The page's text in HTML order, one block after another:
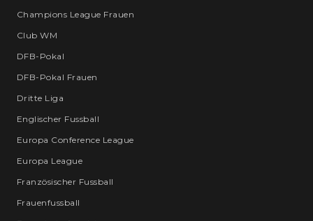
Champions League Frauen
Club WM
DFB-Pokal
DFB-Pokal Frauen
Dritte Liga
Englischer Fussball
Europa Conference League
Europa League
Französischer Fussball
Frauenfussball